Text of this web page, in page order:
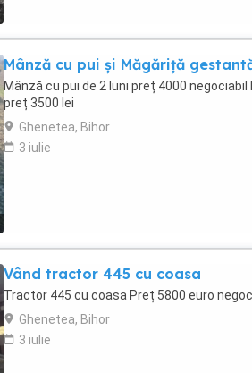
Mânză cu pui și Măgăriță
Mânză cu pui de 2 luni preț 4000
preț 3500 lei
Ghenetea, Bihor
3 iulie
Vând tractor 445 cu coasa
Tractor 445 cu coasa Preț 5800 euro
Ghenetea, Bihor
3 iulie